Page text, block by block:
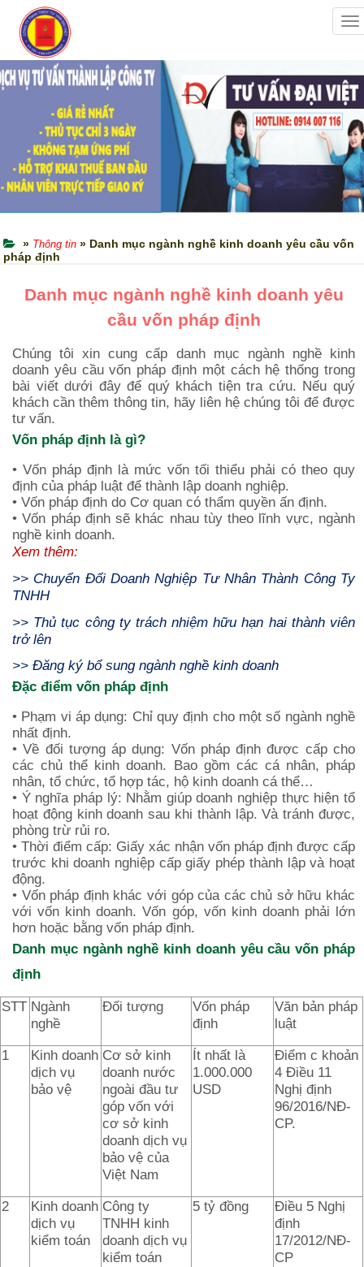
» Thông tin » Danh mục ngành nghề kinh doanh yêu cầu vốn
pháp định
Danh mục ngành nghề kinh doanh yêu
cầu vốn pháp định
Chúng tôi xin cung cấp danh mục ngành nghề kinh
doanh yêu cầu vốn pháp định một cách hệ thống trong
bài viết dưới đây để quý khách tiện tra cứu. Nếu quý
khách cần thêm thông tin, hãy liên hệ chúng tôi để được
tư vấn.
Vốn pháp định là gì?
• Vốn pháp định là mức vốn tối thiểu phải có theo quy
định của pháp luật để thành lập doanh nghiệp.
• Vốn pháp định do Cơ quan có thẩm quyền ấn định.
• Vốn pháp định sẽ khác nhau tùy theo lĩnh vực, ngành
nghề kinh doanh.
Xem thêm:
>> Chuyển Đổi Doanh Nghiệp Tư Nhân Thành Công Ty
TNHH
>> Thủ tục công ty trách nhiệm hữu hạn hai thành viên
trở lên
>> Đăng ký bổ sung ngành nghề kinh doanh
Đặc điểm vốn pháp định
• Phạm vi áp dụng: Chỉ quy định cho một số ngành nghề
nhất định.
• Về đối tượng áp dụng: Vốn pháp định được cấp cho
các chủ thể kinh doanh. Bao gồm các cá nhân, pháp
nhân, tổ chức, tổ hợp tác, hộ kinh doanh cá thể…
• Ý nghĩa pháp lý: Nhằm giúp doanh nghiệp thực hiện tổ
hoạt động kinh doanh sau khi thành lập. Và tránh được,
phòng trừ rủi ro.
• Thời điểm cấp: Giấy xác nhận vốn pháp định được cấp
trước khi doanh nghiệp cấp giấy phép thành lập và hoạt
động.
• Vốn pháp định khác với góp của các chủ sở hữu khác
với vốn kinh doanh. Vốn góp, vốn kinh doanh phải lớn
hơn hoặc bằng vốn pháp định.
Danh mục ngành nghề kinh doanh yêu cầu vốn pháp
định
STT Ngành
nghề
Đối tượng
Vốn pháp
định
Văn bản pháp
luật
1
Kinh doanh
dịch vụ
bảo vệ
Cơ sở kinh
doanh nước
ngoài đầu tư
góp vốn với
cơ sở kinh
doanh dịch vụ
bảo vệ của
Việt Nam
Ít nhất là
1.000.000
USD
Điểm c khoản
4 Điều 11
Nghị định
96/2016/NĐ-
CP.
2
Kinh doanh
dịch vụ
kiểm toán
Công ty
TNHH kinh
doanh dịch vụ
kiểm toán
5 tỷ đồng
Điều 5 Nghị
định
17/2012/NĐ-
CP